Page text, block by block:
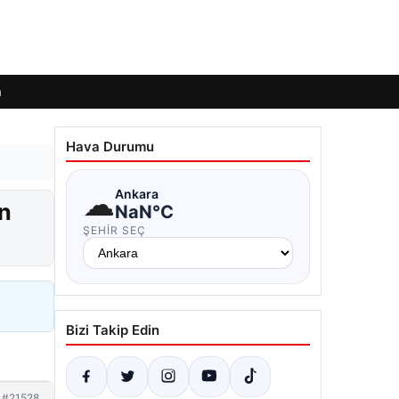
Hava Durumu
☁Ankara
NaN°C
ŞEHIR SEÇ
Bizi Takip Edin